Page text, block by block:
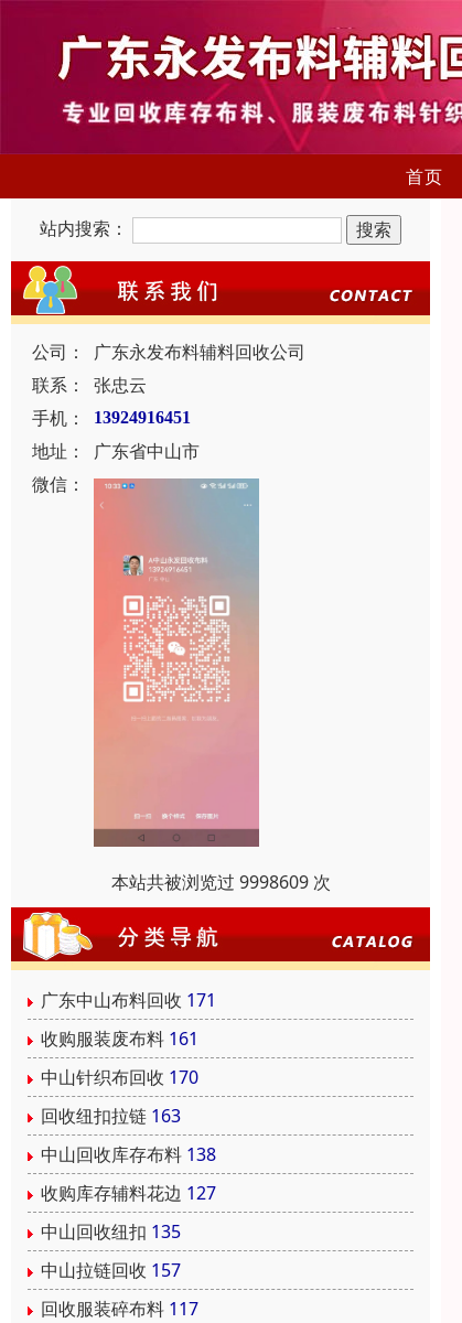
首页
站内搜索：
公司：
广东永发布料辅料回收公司
联系：
张忠云
手机：
13924916451
地址：
广东省中山市
微信：
本站共被浏览过 9998609 次
广东中山布料回收 171
收购服装废布料 161
中山针织布回收 170
回收纽扣拉链 163
中山回收库存布料 138
收购库存辅料花边 127
中山回收纽扣 135
中山拉链回收 157
回收服装碎布料 117